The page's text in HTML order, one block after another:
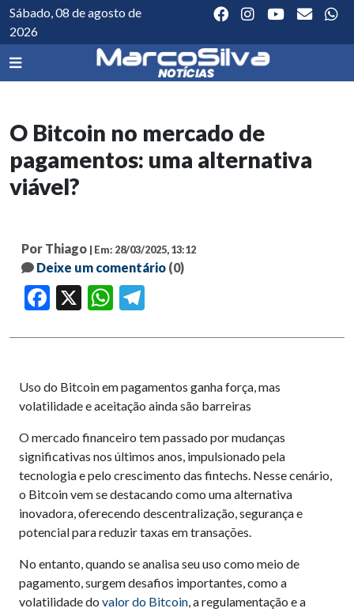
Sábado, 08 de agosto de
2026
O Bitcoin no mercado de
pagamentos: uma alternativa
viável?
Por Thiago | Em: 28/03/2025, 13:12
Deixe um comentário (0)
Facebook WhatsApp
Uso do Bitcoin em pagamentos ganha força, mas
volatilidade e aceitação ainda são barreiras
O mercado financeiro tem passado por mudanças
significativas nos últimos anos, impulsionado pela
tecnologia e pelo crescimento das fintechs. Nesse cenário,
o Bitcoin vem se destacando como uma alternativa
inovadora, oferecendo descentralização, segurança e
potencial para reduzir taxas em transações.
No entanto, quando se analisa seu uso como meio de
pagamento, surgem desafios importantes, como a
volatilidade do valor do Bitcoin, a regulamentação e a